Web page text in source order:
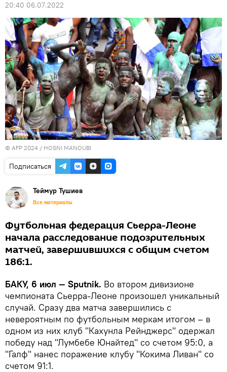
20:40 06.07.2022
© AFP 2024 / HOSNI MANOUBI
Подписаться
Теймур Тушиев
Все материалы
Футбольная федерация Сьерра-Леоне
начала расследование подозрительных
матчей, завершившихся с общим счетом
186:1.
БАКУ, 6 июл — Sputnik. Во втором дивизионе
чемпионата Сьерра-Леоне произошел уникальный
случай. Сразу два матча завершились с
невероятным по футбольным меркам итогом – в
одном из них клуб "Кахунла Рейнджерс" одержал
победу над "Лумбебе Юнайтед" со счетом 95:0, а
"Галф" нанес поражение клубу "Кокима Ливан" со
счетом 91:1.